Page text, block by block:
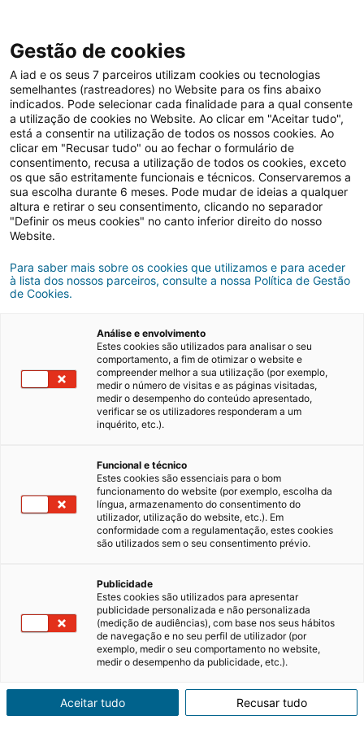
Comprar casa Dicas imobiliárias
Comprar ou construir: o que
escolher?
dúvidas surgem sobre como proceder num
decisão tão importante. Uma das questões
mais comuns é se devemos comprar um
imóvel ou construí-lo do zero. Cada opção tem
as suas vantagens e desvantagens.…
10/05/2024 4 minutos de leitura
Comprar, arrendar
ou estimar o valor
de um imóvel com
Gestão de cookies
A iad e os seus 7 parceiros utilizam cookies ou tecnologias
semelhantes (rastreadores) no Website para os fins abaixo
indicados. Pode selecionar cada finalidade para a qual consente
a utilização de cookies no Website. Ao clicar em "Aceitar tudo",
está a consentir na utilização de todos os nossos cookies. Ao
clicar em "Recusar tudo" ou ao fechar o formulário de
consentimento, recusa a utilização de todos os cookies, exceto
os que são estritamente funcionais e técnicos. Conservaremos a
sua escolha durante 6 meses. Pode mudar de ideias a qualquer
altura e retirar o seu consentimento, clicando no separador
"Definir os meus cookies" no canto inferior direito do nosso
Website.
Para saber mais sobre os cookies que utilizamos e para aceder
à lista dos nossos parceiros, consulte a nossa Política de Gestão
de Cookies.
Análise e envolvimento
Estes cookies são utilizados para analisar o seu
comportamento, a fim de otimizar o website e
compreender melhor a sua utilização (por exemplo,
medir o número de visitas e as páginas visitadas,
medir o desempenho do conteúdo apresentado,
verificar se os utilizadores responderam a um
inquérito, etc.).
Funcional e técnico
Estes cookies são essenciais para o bom
funcionamento do website (por exemplo, escolha da
língua, armazenamento do consentimento do
utilizador, utilização do website, etc.). Em
conformidade com a regulamentação, estes cookies
são utilizados sem o seu consentimento prévio.
Publicidade
Estes cookies são utilizados para apresentar
publicidade personalizada e não personalizada
(medição de audiências), com base nos seus hábitos
de navegação e no seu perfil de utilizador (por
exemplo, medir o seu comportamento no website,
medir o desempenho da publicidade, etc.).
Aceitar tudo Recusar tudo